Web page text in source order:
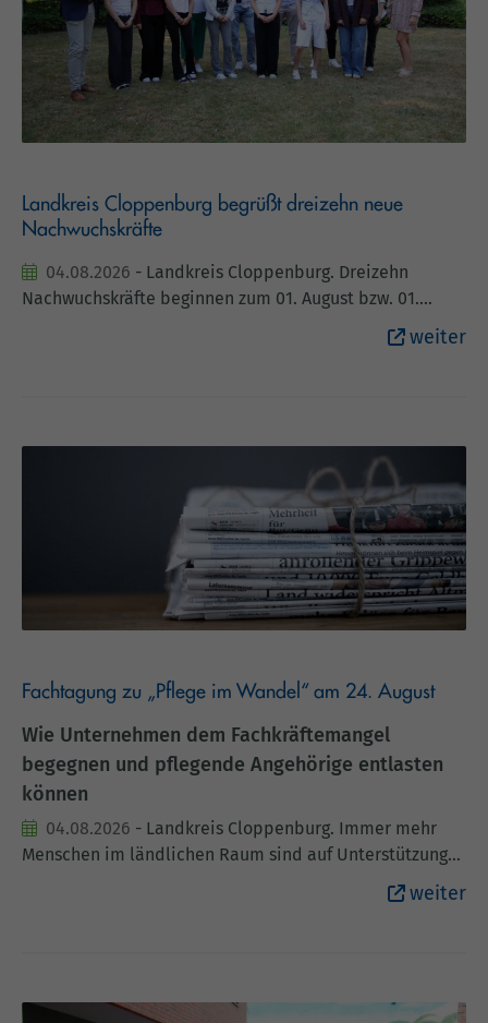
renommierte Künstlerinnen und Künstler hier auftreten
und Menschen durch die universelle Sprache der Musik
zusammenbringen.
Landkreis Cloppenburg begrüßt dreizehn neue
Nachwuchskräfte
04.08.2026 - Landkreis Cloppenburg. Dreizehn
Nachwuchskräfte beginnen zum 01. August bzw. 01.
Prepens möchten Verwaltungswirt/in werden und
durchlaufen dafür eine zweijährige Ausbildung. Als
Kreissekretär-Anwärterinnen und -Anwärter leisten sie
den praktischen Teil ihrer Ausbildung in der
Kreisverwaltung und den theoretischen Teil am
Niedersächsischen Studieninstitut in Oldenburg ab.
Ceren Erdogdu und Yvonne von Garrel absolvieren eine
weiter
Fachtagung zu „Pflege im Wandel“ am 24. August
Wie Unternehmen dem Fachkräftemangel
begegnen und pflegende Angehörige entlasten
können
04.08.2026 - Landkreis Cloppenburg. Immer mehr
Menschen im ländlichen Raum sind auf Unterstützung
angewiesen, während zeitgleich die Belastungen für
Umkehrschluss oft den Verlust wertvoller Fachkräfte
weiter